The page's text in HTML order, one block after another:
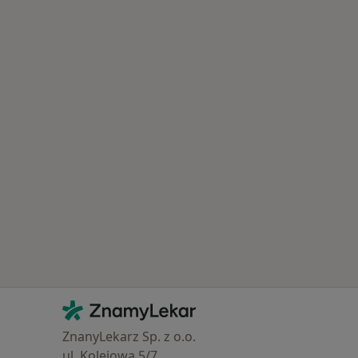
Kontakt
ZnamyLekar - Hlavní stránka
ZnanyLekarz Sp. z o.o.